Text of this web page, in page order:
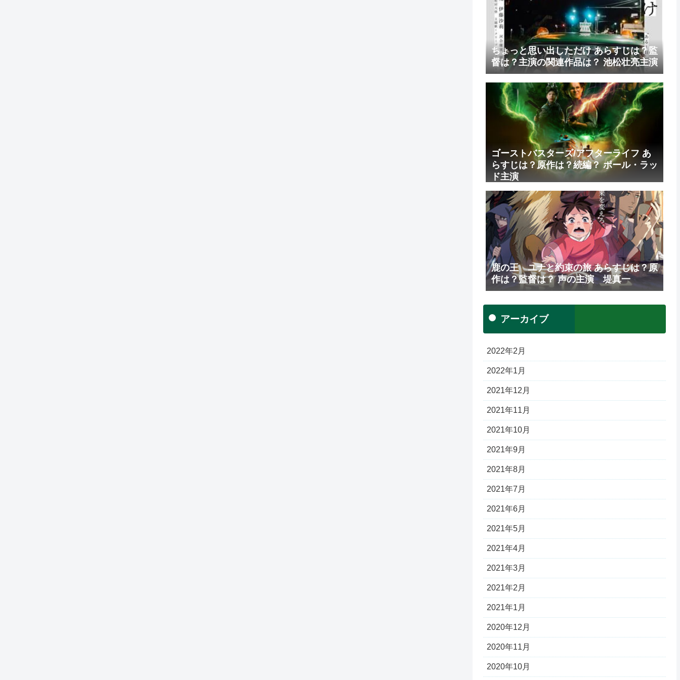
ちょっと思い出しただけ あらすじは？監
督は？主演の関連作品は？ 池松壮亮主演
ゴーストバスターズ/アフターライフ あ
らすじは？原作は？続編？ ポール・ラッ
ド主演
鹿の王 ユナと約束の旅 あらすじは？原
作は？監督は？ 声の主演 堤真一
アーカイブ
2022年2月
2022年1月
2021年12月
2021年11月
2021年10月
2021年9月
2021年8月
2021年7月
2021年6月
2021年5月
2021年4月
2021年3月
2021年2月
2021年1月
2020年12月
2020年11月
2020年10月